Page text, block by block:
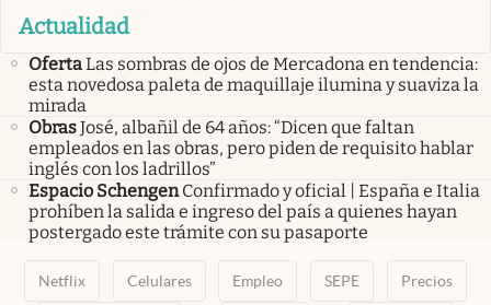
Actualidad
OfertaLas sombras de ojos de Mercadona en tendencia:
esta novedosa paleta de maquillaje ilumina y suaviza la
mirada
ObrasJosé, albañil de 64 años: “Dicen que faltan
empleados en las obras, pero piden de requisito hablar
inglés con los ladrillos”
Espacio Schengen Confirmado y oficial | España e Italia
prohíben la salida e ingreso del país a quienes hayan
postergado este trámite con su pasaporte
Netflix Celulares Empleo SEPE Precios